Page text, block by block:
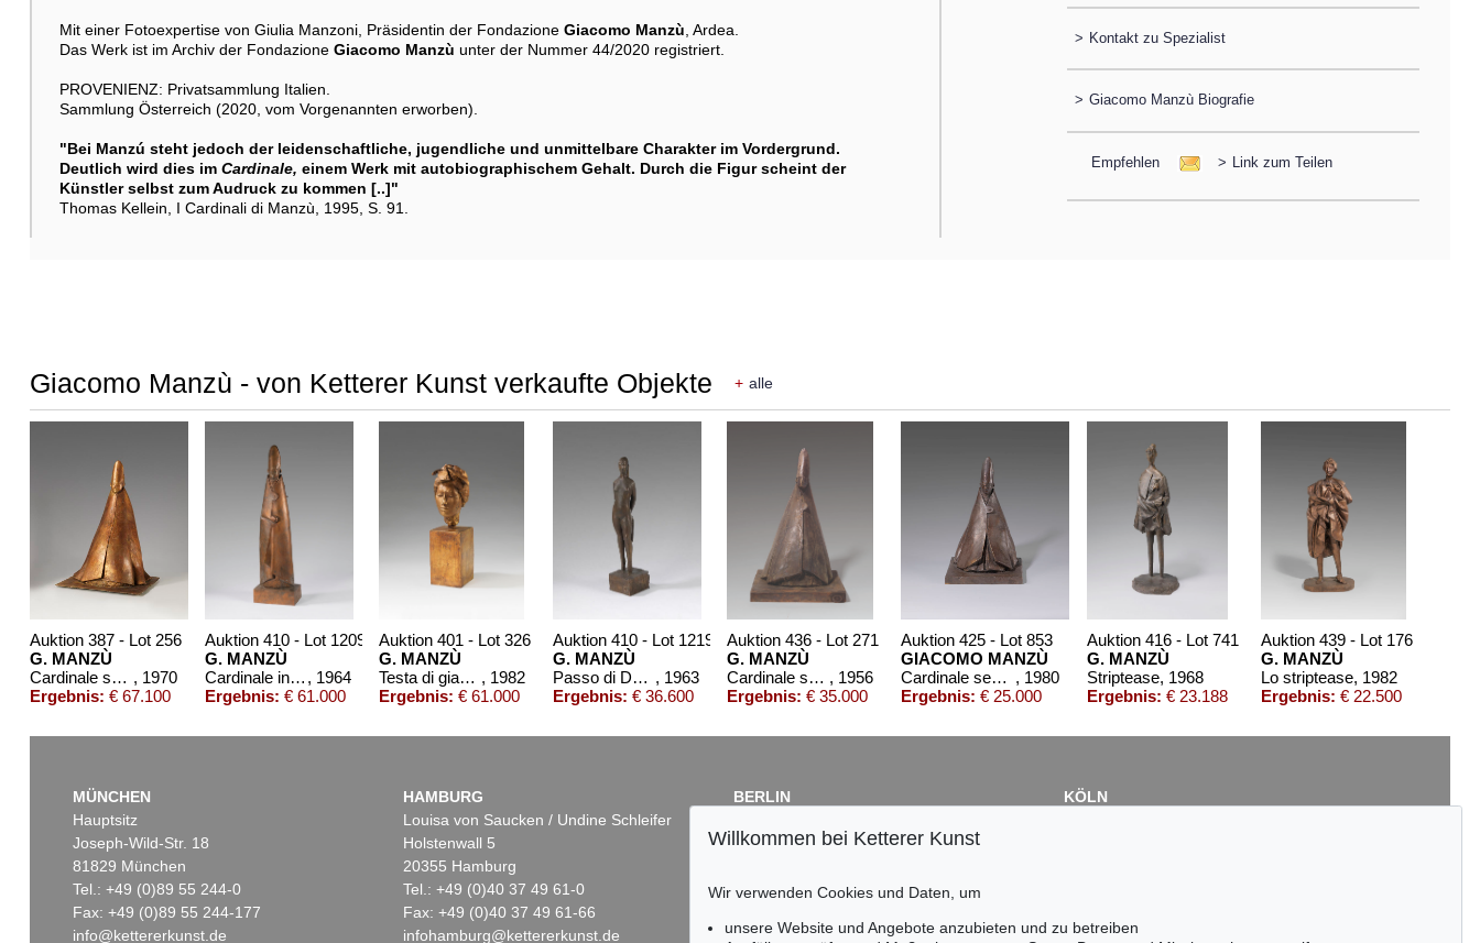
Mit einer Fotoexpertise von Giulia Manzoni, Präsidentin der Fondazione Giacomo Manzù , Ardea.
Das Werk ist im Archiv der Fondazione Giacomo Manzù unter der Nummer 44/2020 registriert.
PROVENIENZ: Privatsammlung Italien.
Sammlung Österreich (2020, vom Vorgenannten erworben).
"Bei Manzú steht jedoch der leidenschaftliche, jugendliche und unmittelbare Charakter im Vordergrund.
Deutlich wird dies im Cardinale, einem Werk mit autobiographischem Gehalt. Durch die Figur scheint der
Künstler selbst zum Audruck zu kommen [..]"
Thomas Kellein, I Cardinali di Manzù, 1995, S. 91.
> Kontakt zu Spezialist
> Giacomo Manzù Biografie
Empfehlen > Link zum Teilen
Giacomo Manzù - von Ketterer Kunst verkaufte Objekte + alle
Auktion 387 - Lot 256
G. MANZÙ
Cardinale seduto , 1970
Ergebnis: € 67.100
Auktion 410 - Lot 1209
G. MANZÙ
Cardinale in piedi , 1964
Ergebnis: € 61.000
Auktion 401 - Lot 326
G. MANZÙ
Testa di giapponese , 1982
Ergebnis: € 61.000
Auktion 410 - Lot 1219
G. MANZÙ
Passo di Danza , 1963
Ergebnis: € 36.600
Auktion 436 - Lot 271
G. MANZÙ
Cardinale seduto , 1956
Ergebnis: € 35.000
Auktion 425 - Lot 853
GIACOMO MANZÙ
Cardinale seduto , 1980
Ergebnis: € 25.000
Auktion 416 - Lot 741
G. MANZÙ
Striptease, 1968
Ergebnis: € 23.188
Auktion 439 - Lot 176
G. MANZÙ
Lo striptease, 1982
Ergebnis: € 22.500
MÜNCHEN
Hauptsitz
Joseph-Wild-Str. 18
81829 München
Tel.: +49 (0)89 55 244-0
Fax: +49 (0)89 55 244-177
info@kettererkunst.de
HAMBURG
Louisa von Saucken / Undine Schleifer
Holstenwall 5
20355 Hamburg
Tel.: +49 (0)40 37 49 61-0
Fax: +49 (0)40 37 49 61-66
infohamburg@kettererkunst.de
BERLIN
Fasanenstr. 70
Tel.: +49 (0)30 88 67 53-63
infoberlin@kettererkunst.de
KÖLN
Willkommen bei Ketterer Kunst
Wir verwenden Cookies und Daten, um
unsere Website und Angebote anzubieten und zu betreiben